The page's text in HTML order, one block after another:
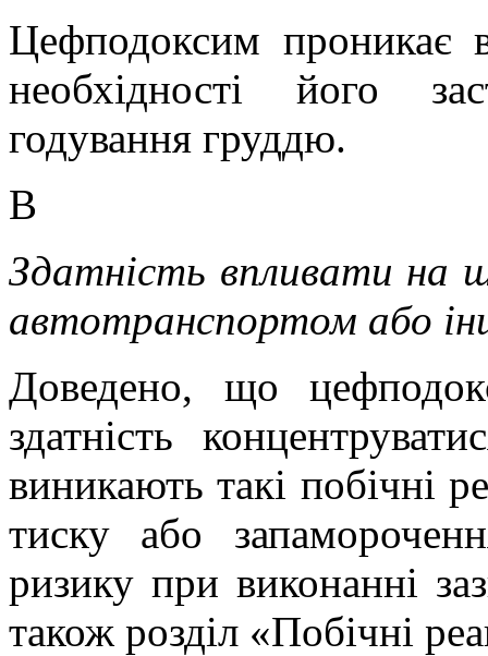
Цефподоксим проникає
необхідності його
годування груддю.
В
Здатність впливати на
автотранспортом або
Доведено, що
здатність
виникають такі побічні
тиску або
ризику при виконанні
також розділ «Побічні